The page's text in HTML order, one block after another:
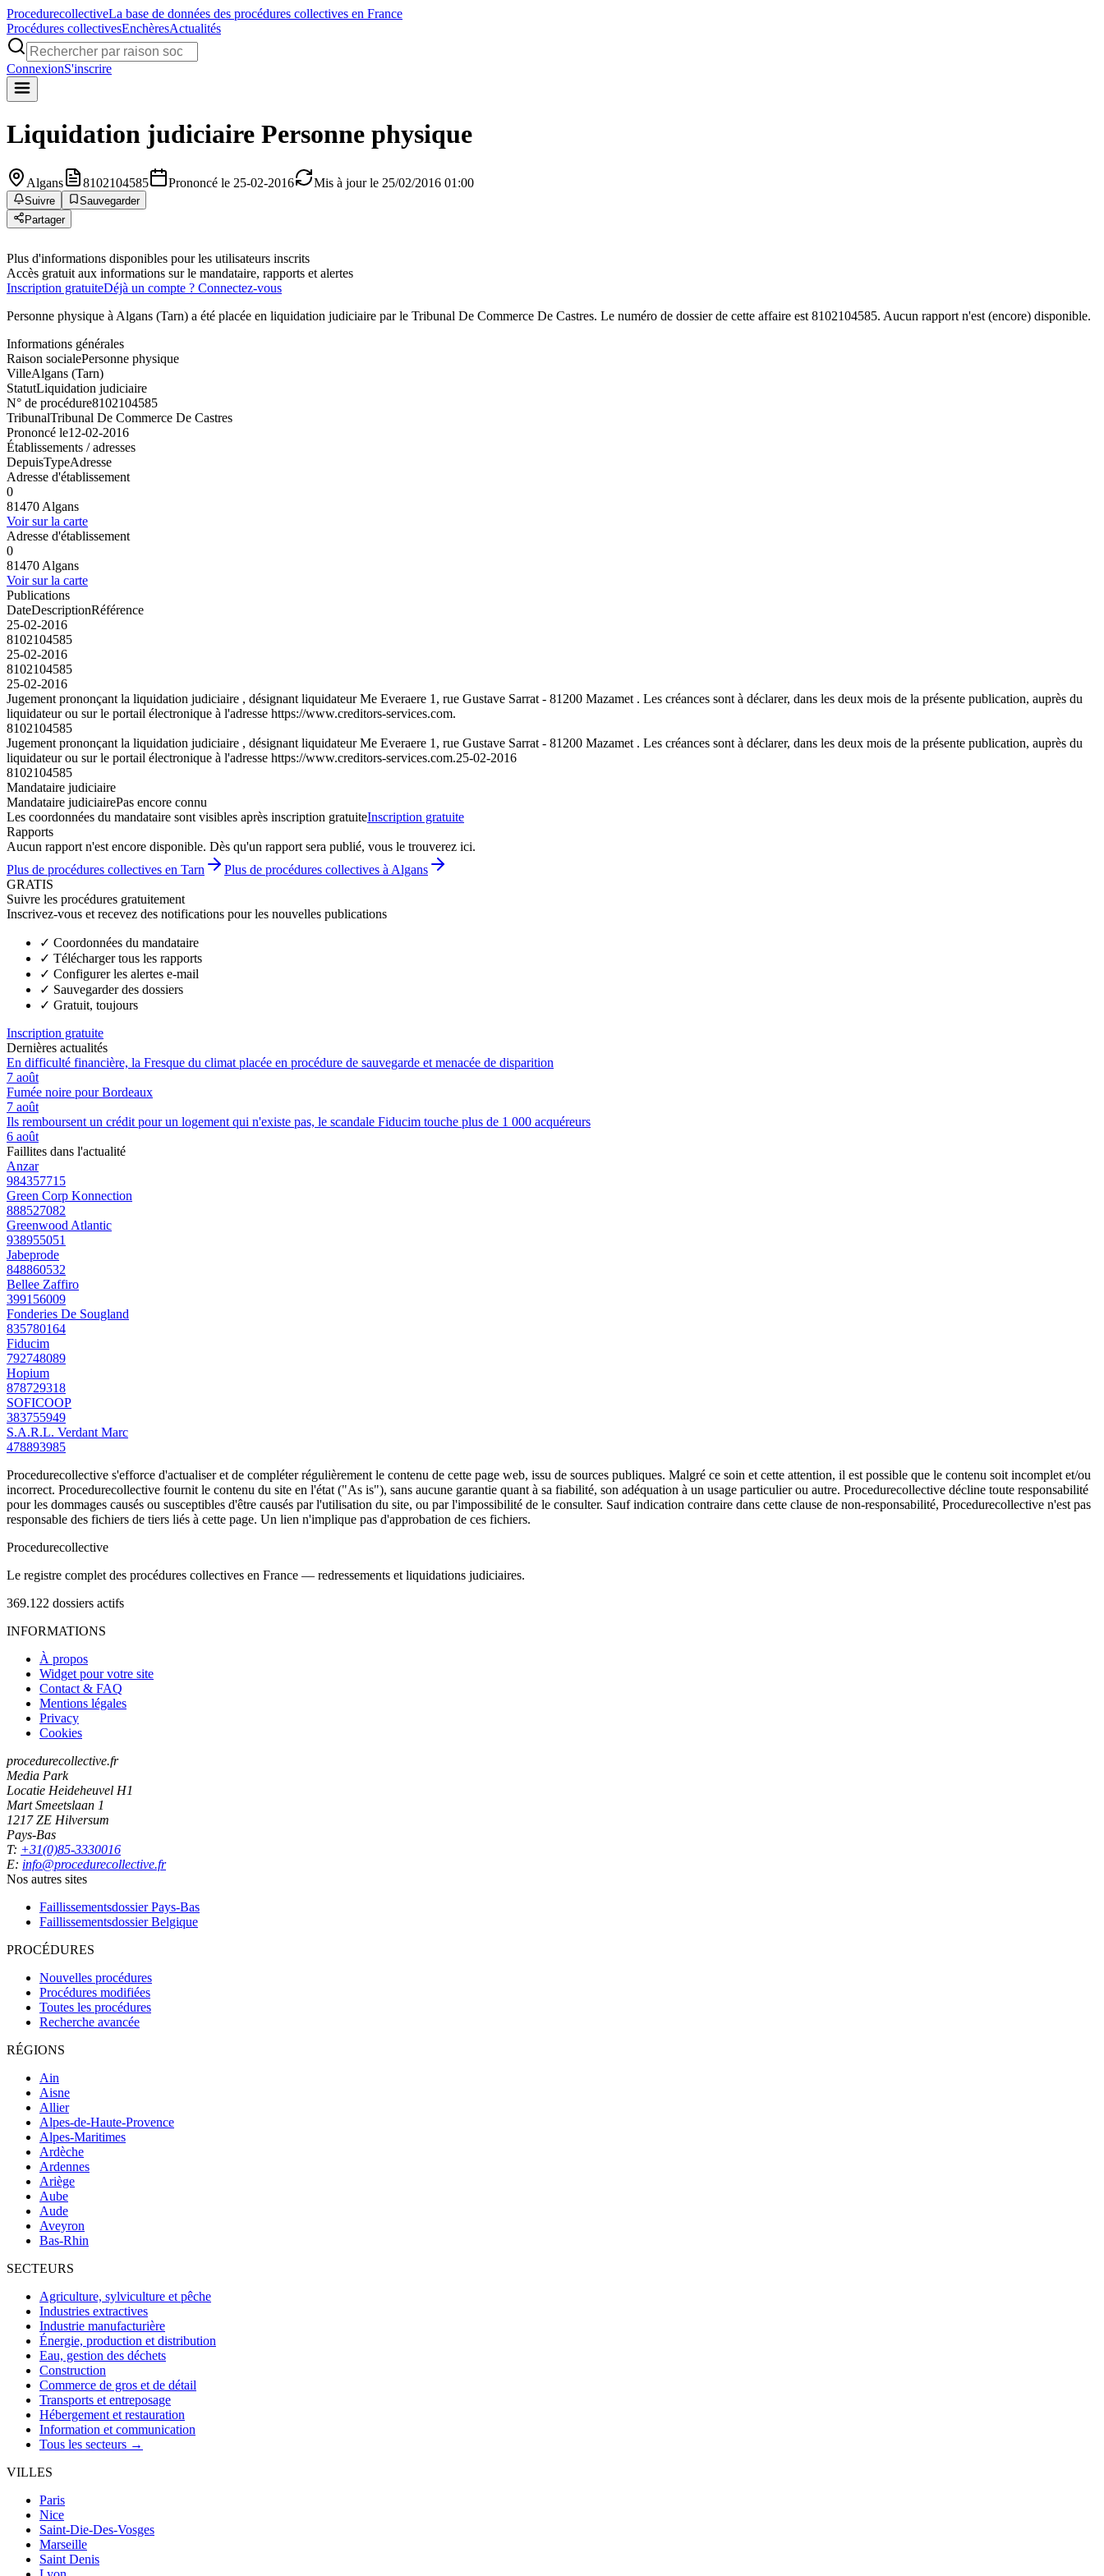
ProcedurecollectiveLa base de données des procédures collectives en France
Procédures collectivesEnchèresActualités
ConnexionS'inscrire
Liquidation judiciaire Personne physique
Algans 8102104585 Prononcé le 25-02-2016 Mis à jour le 25/02/2016 01:00
Suivre
Sauvegarder
Partager
Plus d'informations disponibles pour les utilisateurs inscrits
Accès gratuit aux informations sur le mandataire, rapports et alertes
Inscription gratuiteDéjà un compte ? Connectez-vous
Personne physique à Algans (Tarn) a été placée en liquidation judiciaire par le Tribunal De Commerce De Castres. Le numéro de dossier de cette affaire est 8102104585. Aucun rapport n'est (encore) disponible.
Informations générales
Raison socialePersonne physique
VilleAlgans (Tarn)
StatutLiquidation judiciaire
N° de procédure8102104585
TribunalTribunal De Commerce De Castres
Prononcé le12-02-2016
Établissements / adresses
DepuisTypeAdresse
Adresse d'établissement
0
81470 Algans
Voir sur la carte
Adresse d'établissement
0
81470 Algans
Voir sur la carte
Publications
DateDescriptionRéférence
25-02-2016
8102104585
25-02-2016
8102104585
25-02-2016
Jugement prononçant la liquidation judiciaire , désignant liquidateur Me Everaere 1, rue Gustave Sarrat - 81200 Mazamet . Les créances sont à déclarer, dans les deux mois de la présente publication, auprès du
liquidateur ou sur le portail électronique à l'adresse https://www.creditors-services.com.
8102104585
Jugement prononçant la liquidation judiciaire , désignant liquidateur Me Everaere 1, rue Gustave Sarrat - 81200 Mazamet . Les créances sont à déclarer, dans les deux mois de la présente publication, auprès du
liquidateur ou sur le portail électronique à l'adresse https://www.creditors-services.com.25-02-2016
8102104585
Mandataire judiciaire
Mandataire judiciairePas encore connu
Les coordonnées du mandataire sont visibles après inscription gratuiteInscription gratuite
Rapports
Aucun rapport n'est encore disponible. Dès qu'un rapport sera publié, vous le trouverez ici.
Plus de procédures collectives en Tarn
Plus de procédures collectives à Algans
GRATIS
Suivre les procédures gratuitement
Inscrivez-vous et recevez des notifications pour les nouvelles publications
✓ Coordonnées du mandataire
✓ Télécharger tous les rapports
✓ Configurer les alertes e-mail
✓ Sauvegarder des dossiers
✓ Gratuit, toujours
Inscription gratuite
Dernières actualités
En difficulté financière, la Fresque du climat placée en procédure de sauvegarde et menacée de disparition
7 août
Fumée noire pour Bordeaux
7 août
Ils remboursent un crédit pour un logement qui n'existe pas, le scandale Fiducim touche plus de 1 000 acquéreurs
6 août
Faillites dans l'actualité
Anzar
984357715
Green Corp Konnection
888527082
Greenwood Atlantic
938955051
Jabeprode
848860532
Bellee Zaffiro
399156009
Fonderies De Sougland
835780164
Fiducim
792748089
Hopium
878729318
SOFICOOP
383755949
S.A.R.L. Verdant Marc
478893985
Procedurecollective s'efforce d'actualiser et de compléter régulièrement le contenu de cette page web, issu de sources publiques. Malgré ce soin et cette attention, il est possible que le contenu soit incomplet et/ou
incorrect. Procedurecollective fournit le contenu du site en l'état ("As is"), sans aucune garantie quant à sa fiabilité, son adéquation à un usage particulier ou autre. Procedurecollective décline toute responsabilité
pour les dommages causés ou susceptibles d'être causés par l'utilisation du site, ou par l'impossibilité de le consulter. Sauf indication contraire dans cette clause de non-responsabilité, Procedurecollective n'est pas
responsable des fichiers de tiers liés à cette page. Un lien n'implique pas d'approbation de ces fichiers.
Procedurecollective
Le registre complet des procédures collectives en France — redressements et liquidations judiciaires.
369.122 dossiers actifs
INFORMATIONS
À propos
Widget pour votre site
Contact & FAQ
Mentions légales
Privacy
Cookies
procedurecollective.fr
Media Park
Locatie Heideheuvel H1
Mart Smeetslaan 1
1217 ZE Hilversum
Pays-Bas
T: +31(0)85-3330016
E: info@procedurecollective.fr
Nos autres sites
Faillissementsdossier Pays-Bas
Faillissementsdossier Belgique
PROCÉDURES
Nouvelles procédures
Procédures modifiées
Toutes les procédures
Recherche avancée
RÉGIONS
Ain
Aisne
Allier
Alpes-de-Haute-Provence
Alpes-Maritimes
Ardèche
Ardennes
Ariège
Aube
Aude
Aveyron
Bas-Rhin
SECTEURS
Agriculture, sylviculture et pêche
Industries extractives
Industrie manufacturière
Énergie, production et distribution
Eau, gestion des déchets
Construction
Commerce de gros et de détail
Transports et entreposage
Hébergement et restauration
Information et communication
Tous les secteurs →
VILLES
Paris
Nice
Saint-Die-Des-Vosges
Marseille
Saint Denis